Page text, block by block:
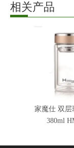
相关产品
家魔仕 双层
380ml